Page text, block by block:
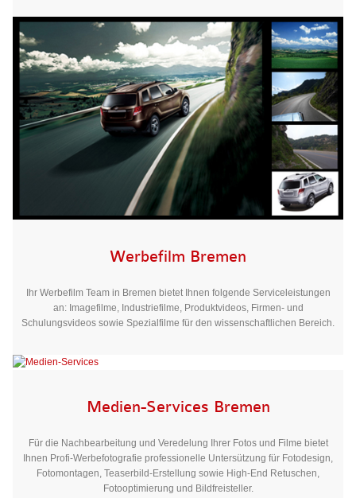
Werbefilm Bremen
Ihr Werbefilm Team in Bremen bietet Ihnen folgende Serviceleistungen
an: Imagefilme, Industriefilme, Produktvideos, Firmen- und
Schulungsvideos sowie Spezialfilme für den wissenschaftlichen Bereich.
Medien-Services Bremen
Für die Nachbearbeitung und Veredelung Ihrer Fotos und Filme bietet
Ihnen Profi-Werbefotografie professionelle Untersützung für Fotodesign,
Fotomontagen, Teaserbild-Erstellung sowie High-End Retuschen,
Fotooptimierung und Bildfreisteller.